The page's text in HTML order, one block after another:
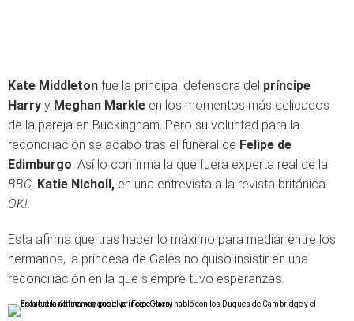
Kate Middleton fue la principal defensora del príncipe
Harry y Meghan Markle en los momentos más delicados
de la pareja en Buckingham. Pero su voluntad para la
reconciliación se acabó tras el funeral de Felipe de
Edimburgo. Así lo confirma la que fuera experta real de la
BBC, Katie Nicholl, en una entrevista a la revista británica
OK!.
Esta afirma que tras hacer lo máximo para mediar entre los
hermanos, la princesa de Gales no quiso insistir en una
reconciliación en la que siempre tuvo esperanzas.